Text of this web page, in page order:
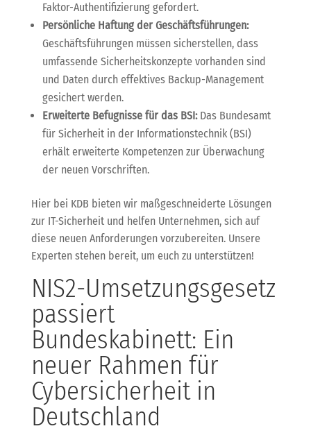
Faktor-Authentifizierung gefordert.
Persönliche Haftung der Geschäftsführungen:
Geschäftsführungen müssen sicherstellen, dass
umfassende Sicherheitskonzepte vorhanden sind
und Daten durch effektives Backup-Management
gesichert werden.
Erweiterte Befugnisse für das BSI:Das Bundesamt
für Sicherheit in der Informationstechnik (BSI)
erhält erweiterte Kompetenzen zur Überwachung
der neuen Vorschriften.
Hier bei KDB bieten wir maßgeschneiderte Lösungen
zur IT-Sicherheit und helfen Unternehmen, sich auf
diese neuen Anforderungen vorzubereiten. Unsere
Experten stehen bereit, um euch zu unterstützen!
NIS2-Umsetzungsgesetz
passiert
Bundeskabinett: Ein
neuer Rahmen für
Cybersicherheit in
Deutschland